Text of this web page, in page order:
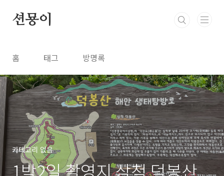
션묭이
홈 태그 방명록
카테고리 없음
1박2일 촬영지 삼척 덕봉산